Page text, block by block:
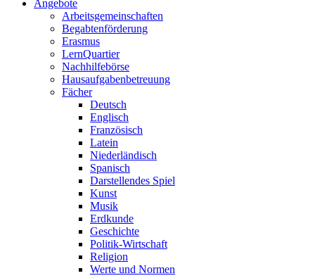
Angebote
Arbeitsgemeinschaften
Begabtenförderung
Erasmus
LernQuartier
Nachhilfebörse
Hausaufgabenbetreuung
Fächer
Deutsch
Englisch
Französisch
Latein
Niederländisch
Spanisch
Darstellendes Spiel
Kunst
Musik
Erdkunde
Geschichte
Politik-Wirtschaft
Religion
Werte und Normen